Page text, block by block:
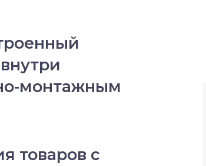
монтажным
товаров с